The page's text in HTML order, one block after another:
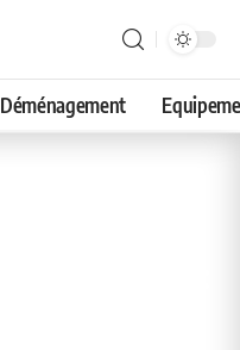
Déménagement